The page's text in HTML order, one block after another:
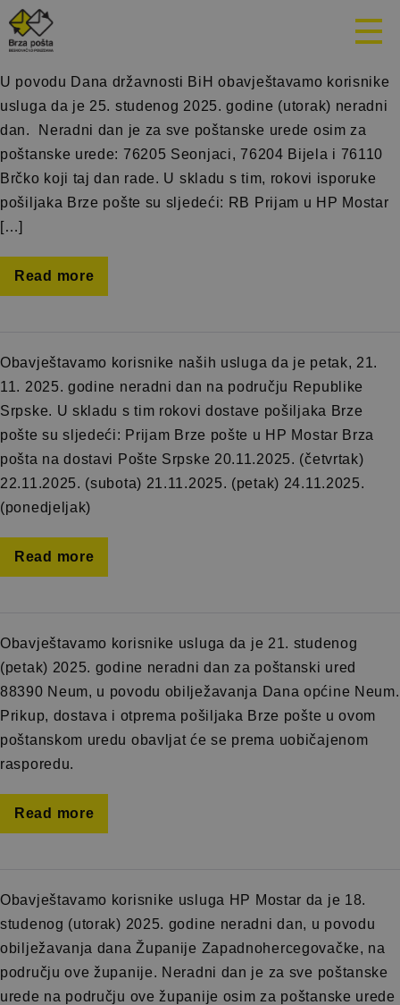
Mjesec:
U povodu Dana državnosti BiH obavještavamo korisnike
usluga da je 25. studenog 2025. godine (utorak) neradni
dan. Neradni dan je za sve poštanske urede osim za
poštanske urede: 76205 Seonjaci, 76204 Bijela i 76110
Brčko koji taj dan rade. U skladu s tim, rokovi isporuke
pošiljaka Brze pošte su sljedeći: RB Prijam u HP Mostar
[…]
Read more
Obavještavamo korisnike naših usluga da je petak, 21.
11. 2025. godine neradni dan na području Republike
Srpske. U skladu s tim rokovi dostave pošiljaka Brze
pošte su sljedeći: Prijam Brze pošte u HP Mostar Brza
pošta na dostavi Pošte Srpske 20.11.2025. (četvrtak)
22.11.2025. (subota) 21.11.2025. (petak) 24.11.2025.
(ponedjeljak)
Read more
Obavještavamo korisnike usluga da je 21. studenog
(petak) 2025. godine neradni dan za poštanski ured
88390 Neum, u povodu obilježavanja Dana općine Neum.
Prikup, dostava i otprema pošiljaka Brze pošte u ovom
poštanskom uredu obavljat će se prema uobičajenom
rasporedu.
Read more
Obavještavamo korisnike usluga HP Mostar da je 18.
studenog (utorak) 2025. godine neradni dan, u povodu
obilježavanja dana Županije Zapadnohercegovačke, na
području ove županije. Neradni dan je za sve poštanske
urede na području ove županije osim za poštanske urede